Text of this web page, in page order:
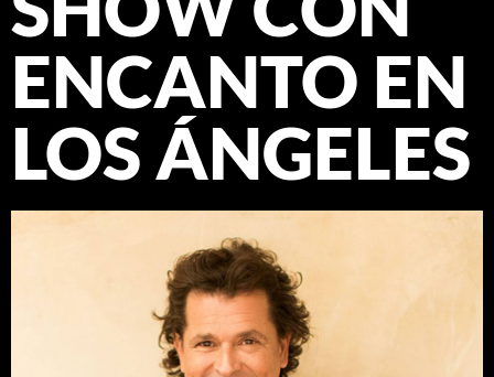
ENCANTO EN
LOS ÁNGELES